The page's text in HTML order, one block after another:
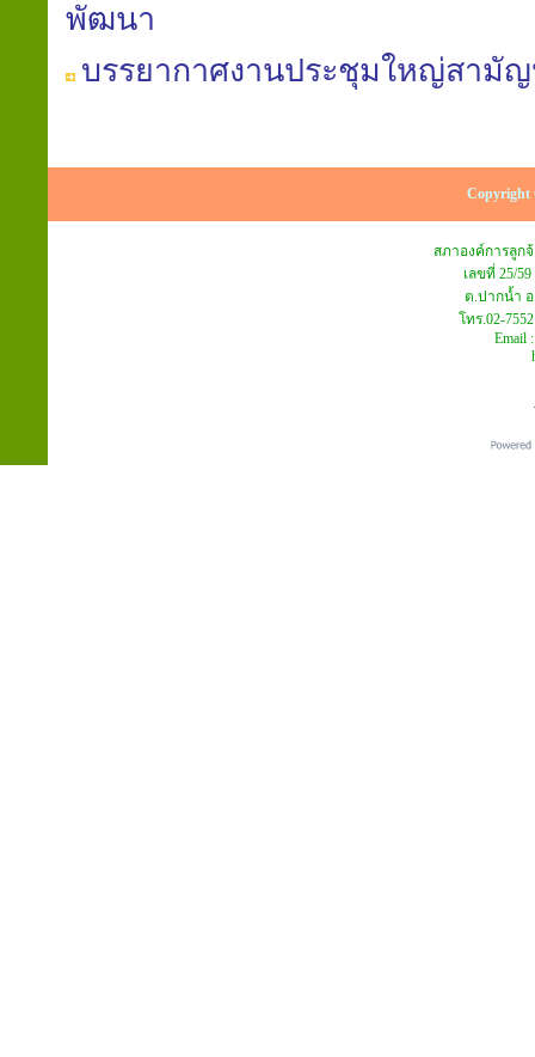
พัฒนา
บรรยากาศงานประชุมใหญ่สามัญ
Copyright
สภาองค์การลูก
เลขที่ 25/
ต.ปากน้ำ อ
โทร.02-
Email